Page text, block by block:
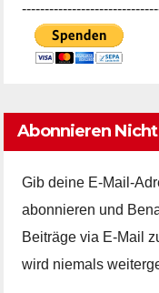
Abonnieren
Gib deine E-Mail-
abonnieren und
Beiträge via E-Mail
wird niemals